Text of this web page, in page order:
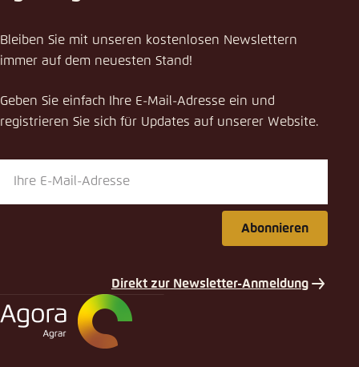
Das Klimaschutzpotenzial der Ernährung: Wo die
Politik wirksam ansetzen kann, um Emissionen
Schliessen
E-Mail
Bleiben Sie mit unseren kostenlosen Newslettern
immer auf dem neuesten Stand!
Geben Sie einfach Ihre E-Mail-Adresse ein und
registrieren Sie sich für Updates auf unserer Website.
Abonnieren
Direkt zur Newsletter-Anmeldung